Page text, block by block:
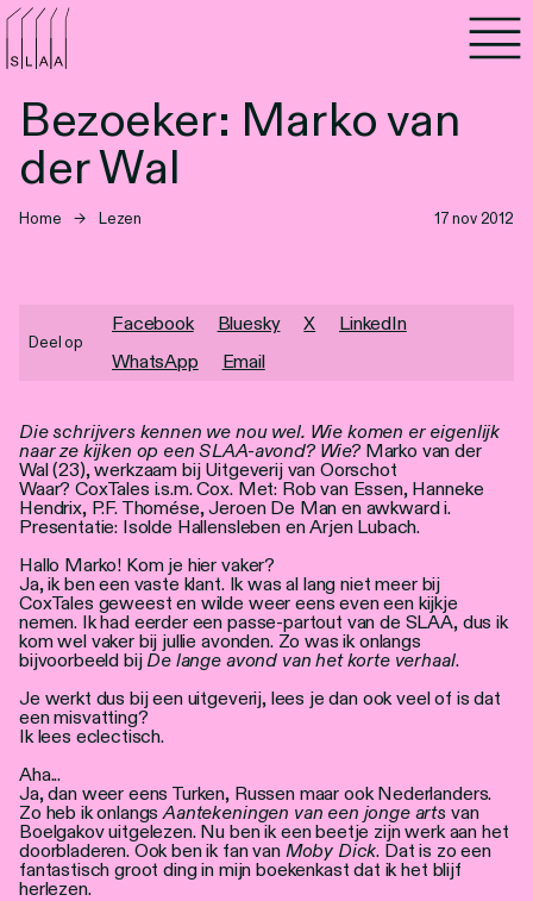
Bezoeker: Marko van
der Wal
Home → Lezen 17 nov 2012
Die schrijvers kennen we nou wel. Wie komen er eigenlijk
naar ze kijken op een SLAA-avond? Wie?Marko van der
Wal (23), werkzaam bij Uitgeverij van Oorschot
Waar? CoxTales i.s.m. Cox. Met: Rob van Essen, Hanneke
Hendrix, P.F. Thomése, Jeroen De Man en awkward i.
Presentatie: Isolde Hallensleben en Arjen Lubach.
Hallo Marko! Kom je hier vaker?
Ja, ik ben een vaste klant. Ik was al lang niet meer bij
CoxTales geweest en wilde weer eens even een kijkje
nemen. Ik had eerder een passe-partout van de SLAA, dus ik
kom wel vaker bij jullie avonden. Zo was ik onlangs
bijvoorbeeld bij De lange avond van het korte verhaal.
Je werkt dus bij een uitgeverij, lees je dan ook veel of is dat
een misvatting?
Ik lees eclectisch.
Aha...
Ja, dan weer eens Turken, Russen maar ook Nederlanders.
Zo heb ik onlangsAantekeningen van een jonge arts van
Boelgakov uitgelezen. Nu ben ik een beetje zijn werk aan het
doorbladeren. Ook ben ik fan van Moby Dick. Dat is zo een
fantastisch groot ding in mijn boekenkast dat ik het blijf
herlezen.
Deel op
Facebook Bluesky X
LinkedIn
WhatsApp
Email
Agenda
Programma's
Lezen
Nieuwsbrief
Vacatures
Locaties
Personen
Toegankelijkheid
Stadsdichter